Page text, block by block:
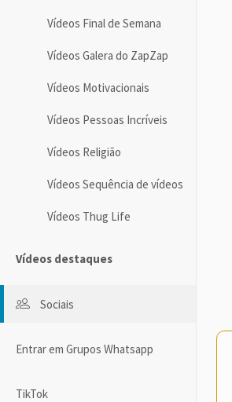
Vídeos Final de Semana
Vídeos Galera do ZapZap
Vídeos Motivacionais
Vídeos Pessoas Incríveis
Vídeos Religião
Vídeos Sequência de vídeos
Vídeos Thug Life
Vídeos destaques
Sociais
Entrar em Grupos Whatsapp
TikTok